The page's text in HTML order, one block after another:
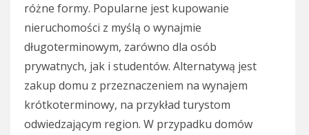
różne formy. Popularne jest kupowanie
nieruchomości z myślą o wynajmie
długoterminowym, zarówno dla osób
prywatnych, jak i studentów. Alternatywą jest
zakup domu z przeznaczeniem na wynajem
krótkoterminowy, na przykład turystom
odwiedzającym region. W przypadku domów